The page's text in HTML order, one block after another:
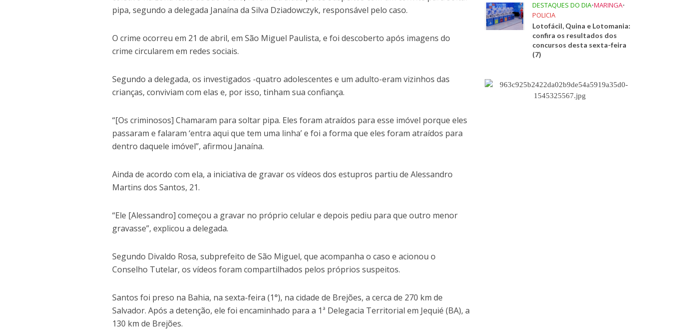
pipa, segundo a delegada Janaína da Silva Dziadowczyk, responsável pelo caso.
O crime ocorreu em 21 de abril, em São Miguel Paulista, e foi descoberto após imagens do
crime circularem em redes sociais.
Segundo a delegada, os investigados -quatro adolescentes e um adulto-eram vizinhos das
crianças, conviviam com elas e, por isso, tinham sua confiança.
“[Os criminosos] Chamaram para soltar pipa. Eles foram atraídos para esse imóvel porque eles
passaram e falaram ‘entra aqui que tem uma linha’ e foi a forma que eles foram atraídos para
dentro daquele imóvel”, afirmou Janaína.
Ainda de acordo com ela, a iniciativa de gravar os vídeos dos estupros partiu de Alessandro
Martins dos Santos, 21.
“Ele [Alessandro] começou a gravar no próprio celular e depois pediu para que outro menor
gravasse”, explicou a delegada.
Segundo Divaldo Rosa, subprefeito de São Miguel, que acompanha o caso e acionou o
Conselho Tutelar, os vídeos foram compartilhados pelos próprios suspeitos.
Santos foi preso na Bahia, na sexta-feira (1°), na cidade de Brejões, a cerca de 270 km de
Salvador. Após a detenção, ele foi encaminhado para a 1ª Delegacia Territorial em Jequié (BA), a
130 km de Brejões.
DESTAQUES DO DIA•MARINGA•
POLICIA
Lotofácil, Quina e Lotomania:
confira os resultados dos
concursos desta sexta-feira
(7)